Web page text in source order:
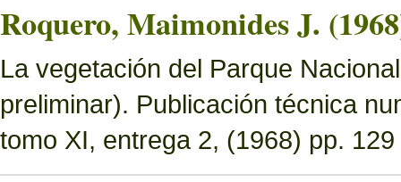
Roquero, Maimonides J.
La vegetación del Parque
preliminar). Publicación técnica
tomo XI, entrega 2, (1968) pp.